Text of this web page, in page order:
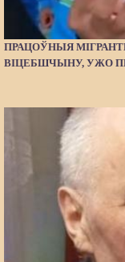
ПРАЦОЎНЫЯ
ВІЦЕБШЧЫНУ, УЖО